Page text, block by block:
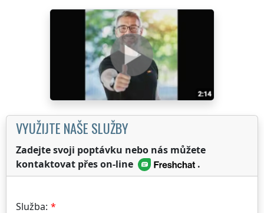
VYUŽIJTE NAŠE SLUŽBY
Zadejte svoji poptávku nebo nás můžete
kontaktovat přes on-line
.
Služba: